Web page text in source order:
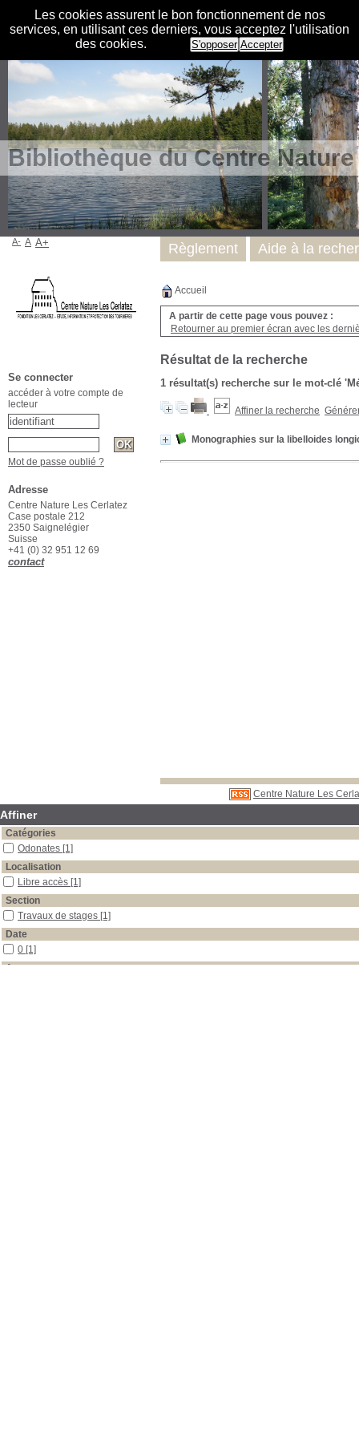
Les cookies assurent le bon fonctionnement de nos
services, en utilisant ces derniers, vous acceptez l'utilisation
des cookies.
S'opposer Accepter
Bibliothèque du Centre
Accueil
A partir de cette page vous pouvez :
Retourner au premier écran avec les
Résultat de la recherche
1 résultat(s) recherche sur le mot-clé
Affiner la recherche
Monographies sur la libelloides
Centre Nature Les
Règlement Aide à la
A- A A+
Se connecter
accéder à votre compte de
lecteur
Mot de passe oublié ?
Adresse
Centre Nature Les Cerlatez
Case postale 212
2350 Saignelégier
Suisse
+41 (0) 32 951 12 69
contact
Affiner
Catégories
Odonates [1]
Localisation
Libre accès [1]
Section
Travaux de stages [1]
Date
0 [1]
Auteur